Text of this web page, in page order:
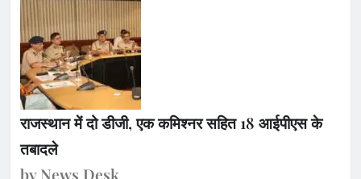
राजस्थान में दो डीजी, एक कमिश्नर सहित 18 आईपीएस के
तबादले
by News Desk